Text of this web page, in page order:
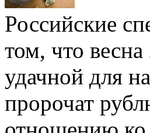
Российские
том, что
удачной для
пророчат